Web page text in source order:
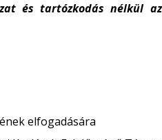
és tartózkodás nélkül
elfogadására